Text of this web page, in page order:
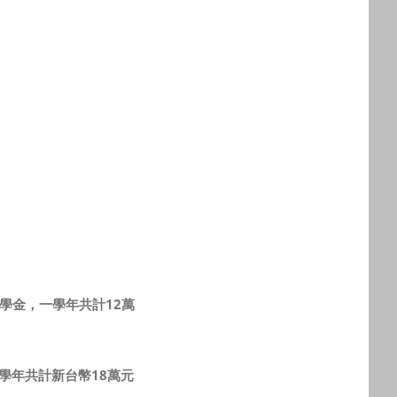
金，一學年共計12萬
年共計新台幣18萬元